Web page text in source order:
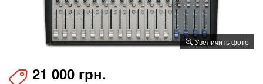
Увеличить фото
21 000 грн.